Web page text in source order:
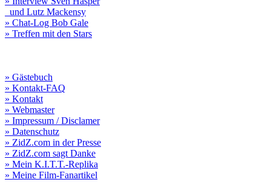
und Lutz Mackensy
» Chat-Log Bob Gale
» Treffen mit den Stars
» Gästebuch
» Kontakt-FAQ
» Kontakt
» Webmaster
» Impressum / Disclamer
» Datenschutz
» ZidZ.com in der Presse
» ZidZ.com sagt Danke
» Mein K.I.T.T.-Replika
» Meine Film-Fanartikel